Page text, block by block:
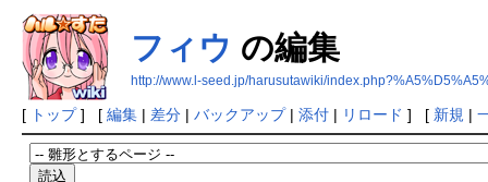
フィウ の編集
http://www.l-seed.jp/harusutawiki/
[ トップ] [ 編集| 差分| バックアップ| 添付| リロード ] [ 新規 |